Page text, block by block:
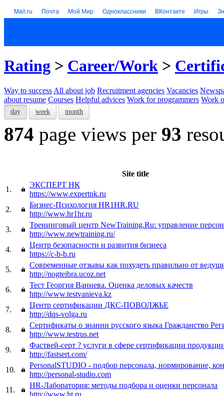
Mail.ru Почта Мой Мир Одноклассники ВКонтакте Игры
Rating > Career/Work >
Way to success All about job Recruitment agencies Vacancies
about resume Courses Helpful advices Work for programmers Work
day week month
874 page views per 93
Site title
1.
ЭКСПЕРТ НК
https://www.expertnk.ru
2.
Бизнес-Психология HR1HR.RU
http://www.hr1hr.ru
3.
Тренинговый центр NewTraining.Ru: управление
http://www.newtraining.ru/
4.
Центр безопасности и развития бизнеса
https://c-b-b.ru
5.
Современные отзывы как похудеть правильно от
http://nogteibra.ucoz.net
6.
Тест Георгия Ваниева. Оценка деловых качеств
http://www.testvanieva.kz
7.
Центр сертификации ДКС-ПОВОЛЖЬЕ
http://dqs-volga.ru
8.
Сертификаты о знании русского языка Гражданство
http://www.testrus.net
9.
Фаствей-серт ? услуги в сфере сертификации
http://fastsert.com/
10.
PersonalSTUDIO - подбор персонала, нормирование,
http://personal-studio.com
11.
HR-Лаборатория: методы подбора и оценки персонала
http://www.ht.ru